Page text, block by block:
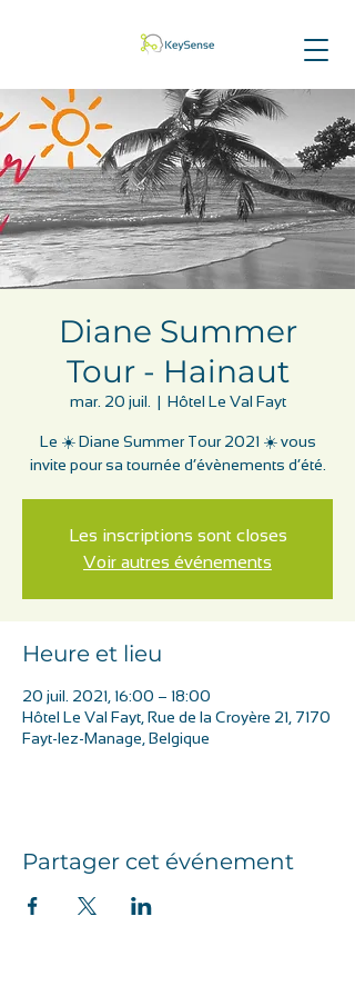
Diane Summer
Tour - Hainaut
mar. 20 juil.
  |
Hôtel Le Val Fayt
Le ☀️ Diane Summer Tour 2021 ☀️ vous
invite pour sa tournée d’évènements d’été.
Les inscriptions sont closes
Voir autres événements
Heure et lieu
20 juil. 2021, 16:00 – 18:00
Hôtel Le Val Fayt, Rue de la Croyère 21, 7170
Fayt-lez-Manage, Belgique
Partager cet événement